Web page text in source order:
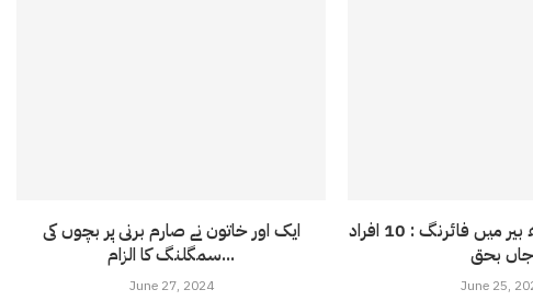
ایک اور خاتون نے صارم برنی پر بچوں کی
سمگلنگ کا الزام...
June 27, 2024
پشاور کے علاقے بڈھ بیر میں فائرنگ : 10 افراد
جاں بحق
June 25,